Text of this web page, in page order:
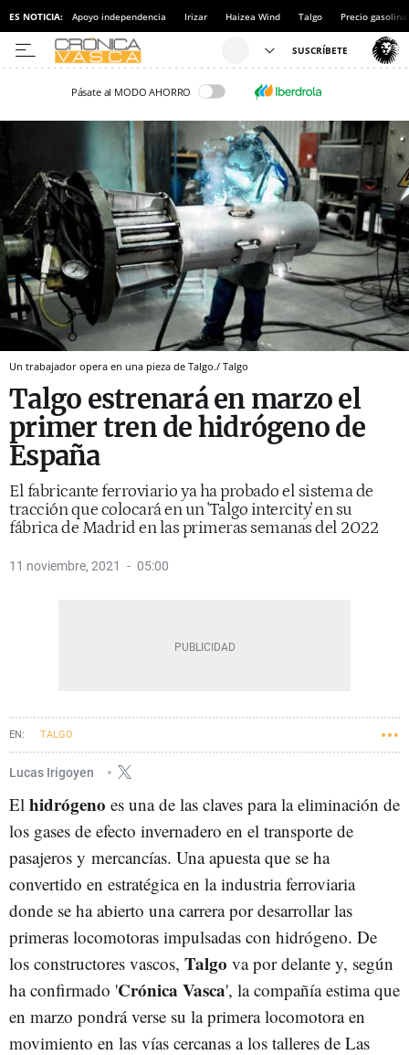
ES NOTICIA: Apoyo independencia Irizar Haizea Wind Talgo Precio gasolina
Pásate al MODO AHORRO
Un trabajador opera en una pieza de Talgo./ Talgo
Talgo estrenará en marzo el
primer tren de hidrógeno de
España
El fabricante ferroviario ya ha probado el sistema de
tracción que colocará en un 'Talgo intercity' en su
fábrica de Madrid en las primeras semanas del 2022
11 noviembre, 2021 05:00
TALGO
Lucas Irigoyen
El hidrógeno es una de las claves para la eliminación de
los gases de efecto invernadero en el transporte de
pasajeros y mercancías. Una apuesta que se ha
convertido en estratégica en la industria ferroviaria
donde se ha abierto una carrera por desarrollar las
primeras locomotoras impulsadas con hidrógeno. De
los constructores vascos, Talgo va por delante y, según
ha confirmado 'Crónica Vasca', la compañía estima que
en marzo pondrá verse su la primera locomotora en
movimiento en las vías cercanas a los talleres de Las